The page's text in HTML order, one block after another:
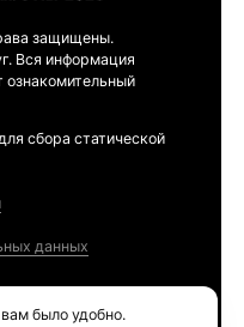
защищены.
Вся информация
ознакомительный
сбора статической
данных
было удобно.